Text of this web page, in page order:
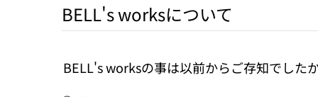
BELL's worksについて
BELL's worksの事は以前からご存知でした